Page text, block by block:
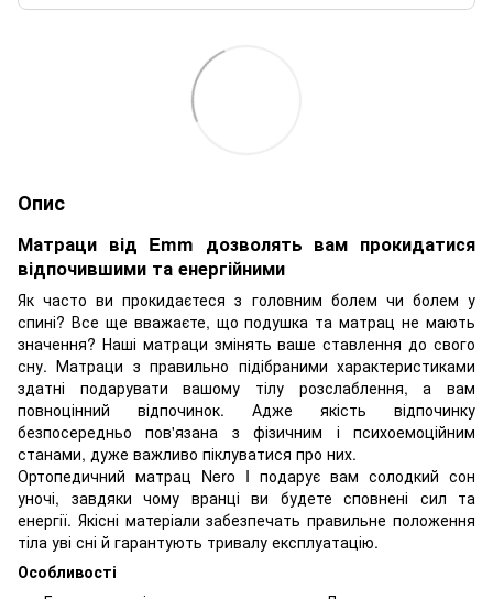
Опис
Матраци від Emm дозволять вам прокидатися
відпочившими та енергійними
Як часто ви прокидаєтеся з головним болем чи болем у
спині? Все ще вважаєте, що подушка та матрац не мають
значення? Наші матраци змінять ваше ставлення до свого
сну. Матраци з правильно підібраними характеристиками
здатні подарувати вашому тілу розслаблення, а вам
повноцінний відпочинок. Адже якість відпочинку
безпосередньо пов'язана з фізичним і психоемоційним
станами, дуже важливо піклуватися про них.
Ортопедичний матрац Nero I подарує вам солодкий сон
уночі, завдяки чому вранці ви будете сповнені сил та
енергії. Якісні матеріали забезпечать правильне положення
тіла уві сні й гарантують тривалу експлуатацію.
Особливості